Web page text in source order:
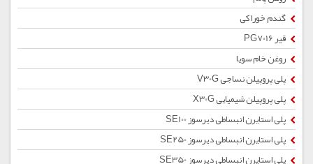
گندم خوراکی
قیر PG7016
روغن خام سویا
پلی پروپیلن نساجی V30G
پلی پروپیلن شیمیایی X30G
پلی استایرن انبساطی دیرسوز SE100
پلی استایرن انبساطی دیرسوز SE250
پلی استایرن انبساطی دیرسوز SE350